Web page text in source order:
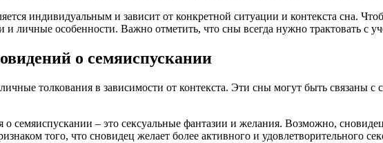
индивидуальным и зависит от конкретной ситуации и контекста сна.
личные особенности. Важно отметить, что сны всегда нужно трактовать с
о семяиспускании
толкования в зависимости от контекста. Эти сны могут быть связаны
семяиспускании – это сексуальные фантазии и желания. Возможно,
того, что сновидец желает более активного и удовлетворительного